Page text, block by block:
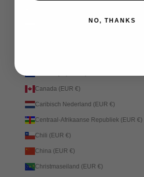
Canada (EUR €)
Caribisch Nederland (EUR €)
Centraal-Afrikaanse Republiek (EUR €)
Chili (EUR €)
China (EUR €)
Christmaseiland (EUR €)
NO, THANKS